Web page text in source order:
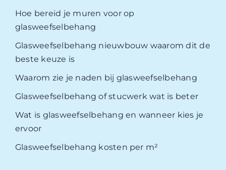
Hoe bereid je muren voor op
glasweefselbehang
Glasweefselbehang nieuwbouw waarom dit de
beste keuze is
Waarom zie je naden bij glasweefselbehang
Glasweefselbehang of stucwerk wat is beter
Wat is glasweefselbehang en wanneer kies je
ervoor
Glasweefselbehang kosten per m²